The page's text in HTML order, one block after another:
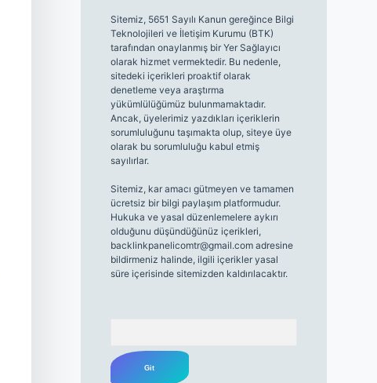
Sitemiz, 5651 Sayılı Kanun gereğince Bilgi
Teknolojileri ve İletişim Kurumu (BTK)
tarafından onaylanmış bir Yer Sağlayıcı
olarak hizmet vermektedir. Bu nedenle,
sitedeki içerikleri proaktif olarak
denetleme veya araştırma
yükümlülüğümüz bulunmamaktadır.
Ancak, üyelerimiz yazdıkları içeriklerin
sorumluluğunu taşımakta olup, siteye üye
olarak bu sorumluluğu kabul etmiş
sayılırlar.
Sitemiz, kar amacı gütmeyen ve tamamen
ücretsiz bir bilgi paylaşım platformudur.
Hukuka ve yasal düzenlemelere aykırı
olduğunu düşündüğünüz içerikleri,
backlinkpanelicomtr@gmail.comadresine
bildirmeniz halinde, ilgili içerikler yasal
süre içerisinde sitemizden kaldırılacaktır.